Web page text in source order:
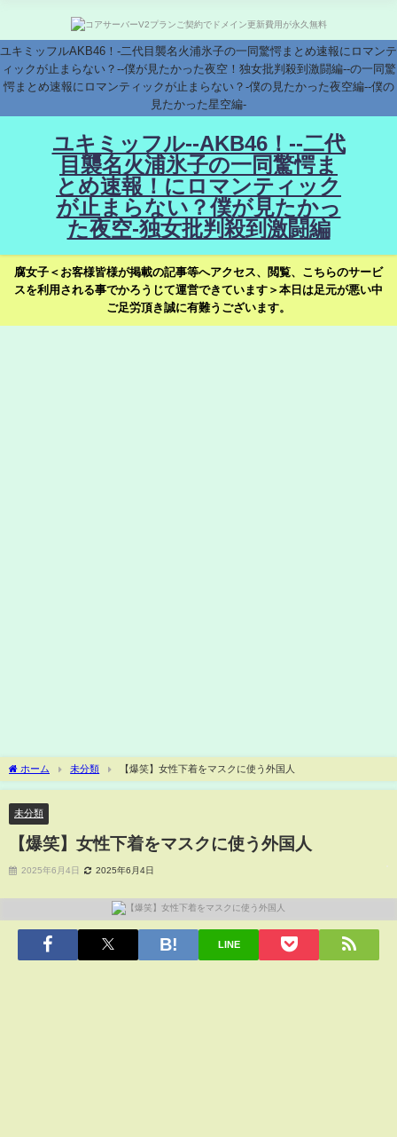
ユキミッフルAKB46！-二代目襲名火浦氷子の一同驚愕まとめ速報にロマンテ
ィックが止まらない？--僕が見たかった夜空！独女批判殺到激闘編--の一同驚
愕まとめ速報にロマンティックが止まらない？-僕の見たかった夜空編--僕の
見たかった星空編-
ユキミッフル--AKB46！--二代
目襲名火浦氷子の一同驚愕ま
とめ速報！にロマンティック
が止まらない？僕が見たかっ
た夜空-独女批判殺到激闘編
腐女子＜お客様皆様が掲載の記事等へアクセス、閲覧、こちらのサービ
スを利用される事でかろうじて運営できています＞本日は足元が悪い中
ご足労頂き誠に有難うございます。
ホーム 未分類 【爆笑】女性下着をマスクに使う外国人
未分類
【爆笑】女性下着をマスクに使う外国人
2025年6月4日 2025年6月4日
LINE